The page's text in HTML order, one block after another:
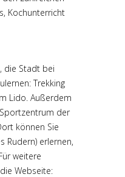
Kochunterricht
die Stadt bei
Trekking
Lido. Außerdem
der
können Sie
Rudern) erlernen,
weitere
Webseite: